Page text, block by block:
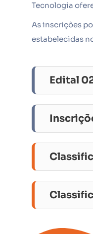
Tecnologia
As inscrições
estabelecidas
Edital